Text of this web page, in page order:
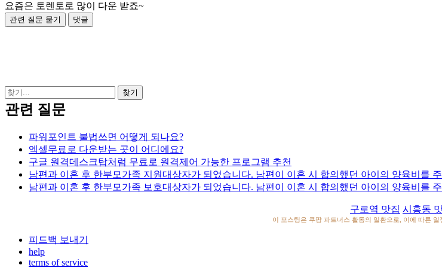
요즘은 토렌토로 많이 다운 받죠~
관련 질문
파워포인트 불법쓰면 어떻게 되나요?
엑셀무료로 다운받는 곳이 어디에요?
구글 원격데스크탑처럼 무료로 원격제어 가능한 프로그램 추천
남편과 이혼 후 한부모가족 지원대상자가 되었습니다. 남편이 이혼 시 합의했던 아이의 양육비를
남편과 이혼 후 한부모가족 보호대상자가 되었습니다. 남편이 이혼 시 합의했던 아이의 양육비를
구로역 맛집 시흥동
이 포스팅은 쿠팡 파트너스 활동의 일환으로, 이에 따른 일
피드백 보내기
help
terms of service